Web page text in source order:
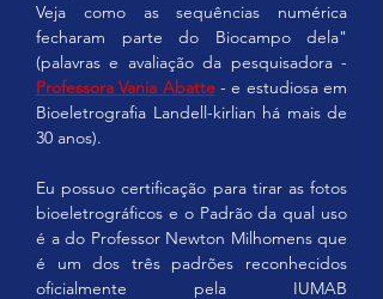
Veja como as sequências numérica
fecharam parte do Biocampo dela"
Professora Vania Abatte - e estudiosa em
Bioeletrografia Landell-kirlian há mais de
30 anos).
Eu possuo certificação para tirar as fotos
bioeletrográficos e o Padrão da qual uso
é a do Professor Newton Milhomens que
é um dos três padrões reconhecidos
oficialmente pela IUMAB